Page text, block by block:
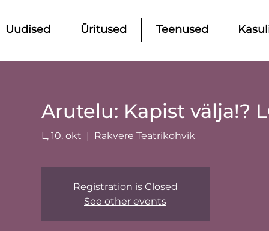
Uudised Üritused Teenused
Arutelu: Kapist välja!?
L, 10. okt Rakvere Teatrikohvik
Registration is Closed
See other events